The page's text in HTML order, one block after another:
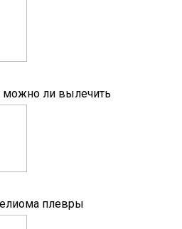
можно ли вылечить
плевры